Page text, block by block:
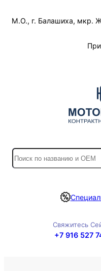
М.О., г. Балашиха, мкр.
Свяжитесь
+7 916 527